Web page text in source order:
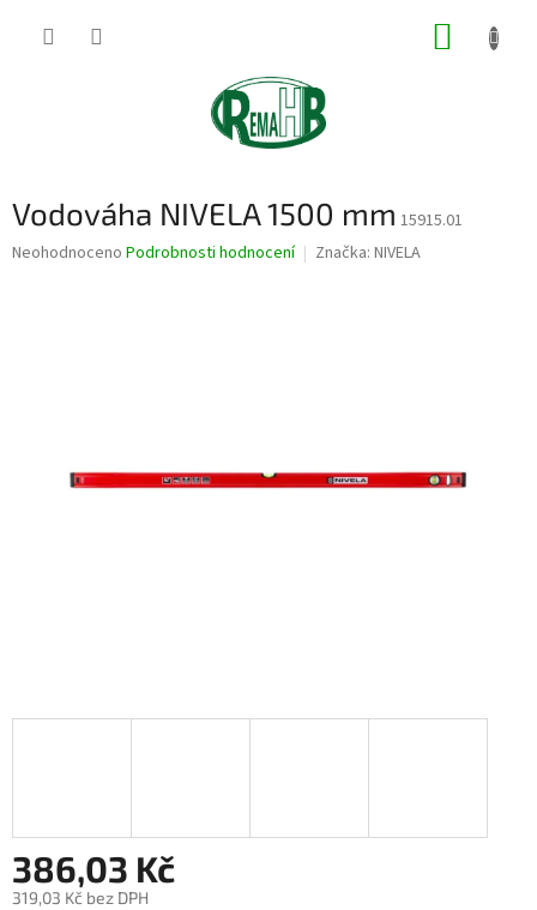
Vodováha NIVELA 1500 mm 15915.01
Průměrné
Neohodnoceno Podrobnosti hodnocení Značka: NIVELA
386,03 Kč
319,03 Kč bez DPH